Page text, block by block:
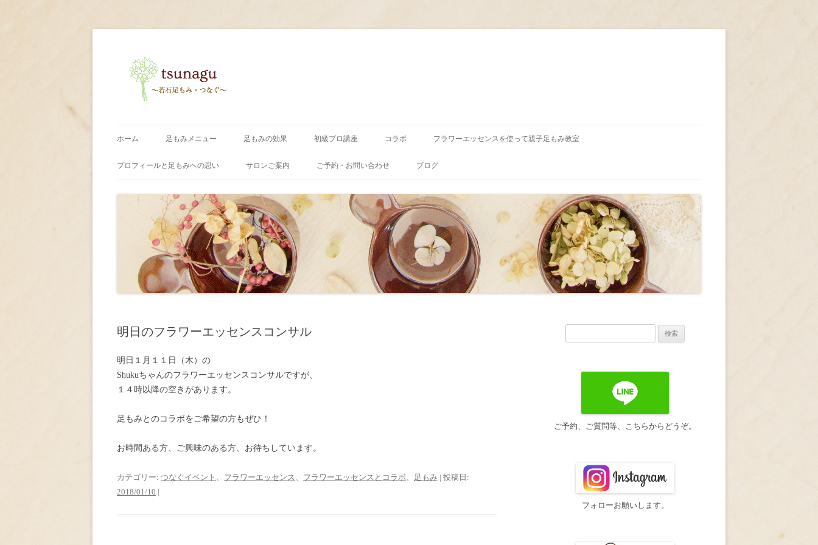
ツ
ッ
プ
ホーム 足もみメニュー 足もみの効果 初級プロ講座 コラボ フラワーエッセンスを使って親子足もみ教室
プロフィールと足もみへの思い サロンご案内 ご予約・お問い合わせ ブログ
明日のフラワーエッセンスコンサル
明日１月１１日（木）の
Shukuちゃんのフラワーエッセンスコンサルですが、
１４時以降の空きがあります。
足もみとのコラボをご希望の方もぜひ！
お時間ある方、ご興味のある方、お待ちしています。
カテゴリー: つなぐイベント 、 フラワーエッセンス 、 フラワーエッセンスとコラボ、 足もみ | 投稿日:
2018/01/10 |
ご予約、ご質問等、こちらからどうぞ。
フォローお願いします。